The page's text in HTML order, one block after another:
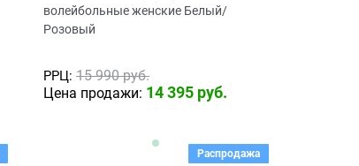
волейбольные женские Белый/
Розовый
РРЦ: 15 990 руб.
Цена продажи: 14 395 руб.
Распродажа